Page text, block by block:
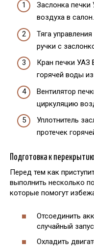
Заслонка печки
воздуха в салон.
Тяга
ручки с
Кран печки УАЗ
горячей воды
Вентилятор
циркуляцию
Уплотнитель
протечек
Подготовка к
Перед тем как
выполнить несколько
которые помогут
Отсоединить
случайный
Охладить